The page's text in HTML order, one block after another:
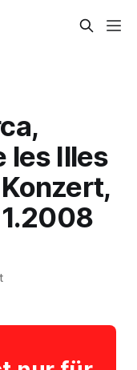
les Illes